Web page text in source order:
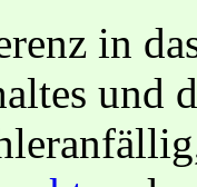
in
und